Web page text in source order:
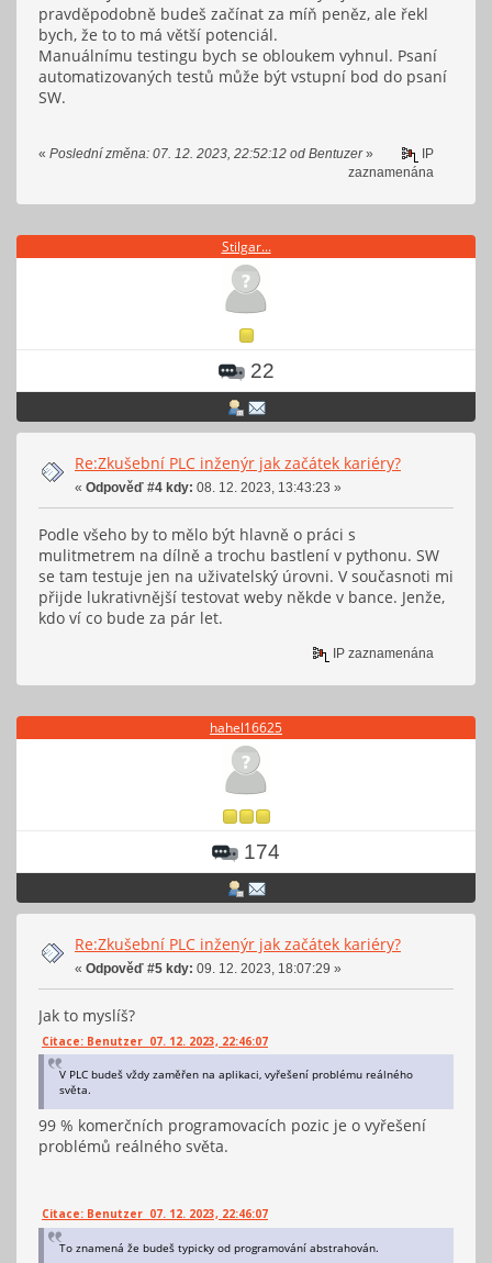
pravděpodobně budeš začínat za míň peněz, ale řekl
bych, že to to má větší potenciál.
Manuálnímu testingu bych se obloukem vyhnul. Psaní
automatizovaných testů může být vstupní bod do psaní
SW.
« Poslední změna: 07. 12. 2023, 22:52:12 od Bentuzer»
IP
zaznamenána
Stilgar...
22
Re:Zkušební PLC inženýr jak začátek kariéry?
« Odpověď #4 kdy: 08. 12. 2023, 13:43:23 »
Podle všeho by to mělo být hlavně o práci s
mulitmetrem na dílně a trochu bastlení v pythonu. SW
se tam testuje jen na uživatelský úrovni. V současnoti mi
přijde lukrativnější testovat weby někde v bance. Jenže,
kdo ví co bude za pár let.
IP zaznamenána
hahel16625
174
Re:Zkušební PLC inženýr jak začátek kariéry?
« Odpověď #5 kdy: 09. 12. 2023, 18:07:29 »
Jak to myslíš?
Citace: Benutzer 07. 12. 2023, 22:46:07
V PLC budeš vždy zaměřen na aplikaci, vyřešení problému reálného
světa.
99 % komerčních programovacích pozic je o vyřešení
problémů reálného světa.
Citace: Benutzer 07. 12. 2023, 22:46:07
To znamená že budeš typicky od programování abstrahován.